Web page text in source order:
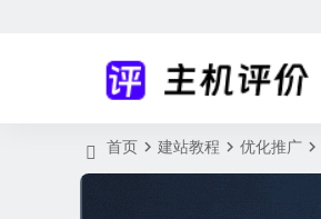
首页 建站教程 优化推广